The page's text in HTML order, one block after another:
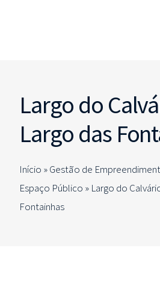
Largo do
Largo das
Início »Gestão de
Espaço Público » Largo do
Fontainhas
Coordenação e
Technical Due Diligence
Estudos e Projetos
Consultorias